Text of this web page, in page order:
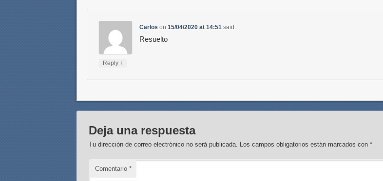
Carlos on15/04/2020 at 14:51 said:
Resuelto
Reply ↓
Deja una respuesta
Tu dirección de correo electrónico no será publicada. Los campos obligatorios están marcados con*
Comentario*